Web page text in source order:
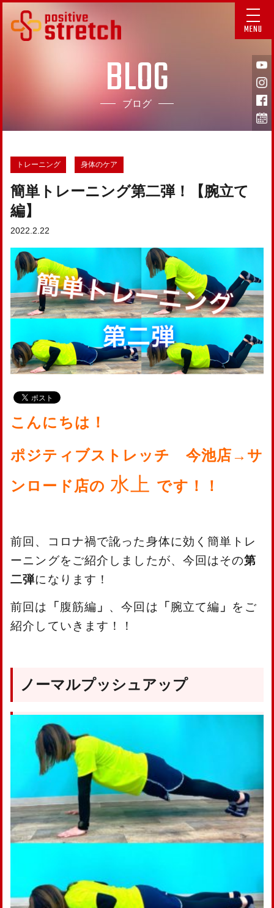
MENU
BLOG
ブログ
トレーニング 身体のケア
簡単トレーニング第二弾！【腕立て
編】
2022.2.22
こんにちは！
ポジティブストレッチ 今池店→サ
ンロード店の 水上 です！！
前回、コロナ禍で訛った身体に効く簡単トレ
ーニングをご紹介しましたが、今回はその第
二弾になります！
前回は 「 腹筋編 」 、今回は 「 腕立て編 」 をご
紹介していきます！！
ノーマルプッシュアップ